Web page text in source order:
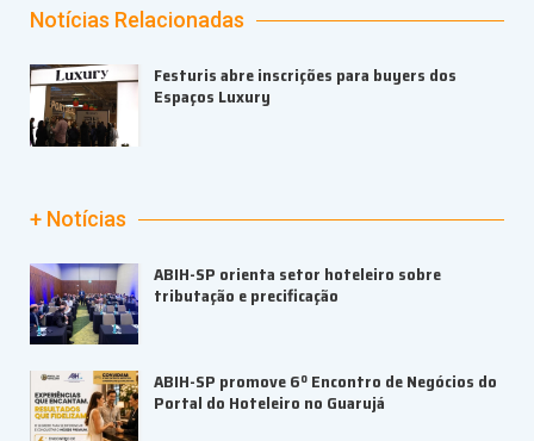
Notícias Relacionadas
Festuris abre inscrições para buyers dos
Espaços Luxury
+ Notícias
ABIH-SP orienta setor hoteleiro sobre
tributação e precificação
ABIH-SP promove 6º Encontro de Negócios do
Portal do Hoteleiro no Guarujá